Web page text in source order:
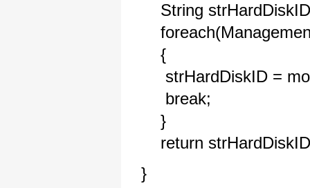
String
{
strHardDiskID =
break;
}
return
}